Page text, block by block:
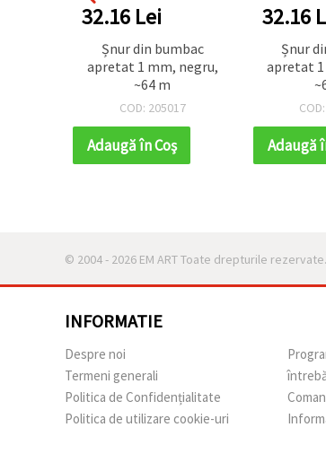
32.16 Lei
Șnur din bumbac
apretat 1 mm, negru,
~64 m
COD: 205017
Adaugă în Coş
32.16
Șnur
apretat
Adaugă
© 2004 - 2026 EM ART Toate drepturile
INFORMATIE
Despre noi
Termeni generali
Politica de Confidențialitate
Politica de utilizare cookie-uri